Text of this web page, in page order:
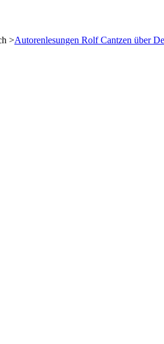
>Autorenlesungen Rolf Cantzen über